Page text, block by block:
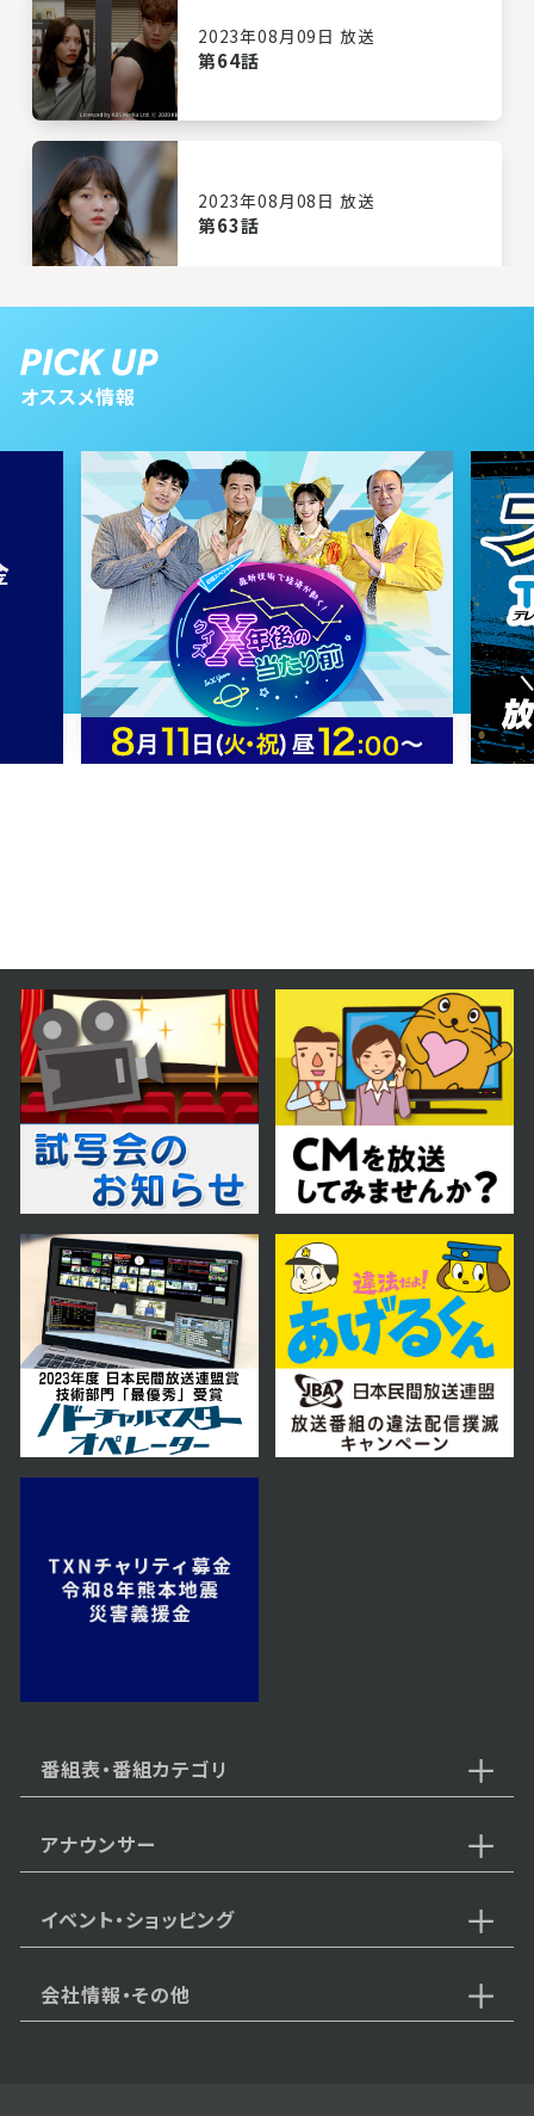
2023年08月09日 放送
第64話
2023年08月08日 放送
第63話
2023年08月04日 放送
第61話
2023年08月03日 放送
第60話
2023年08月01日 放送
第58話
2023年07月31日 放送
第57話
2023年07月28日 放送
第56話
第55話
2023年07月24日 放送
オススメ情報
番組表・番組カテゴリ
アナウンサー
イベント・ショッピング
会社情報・その他